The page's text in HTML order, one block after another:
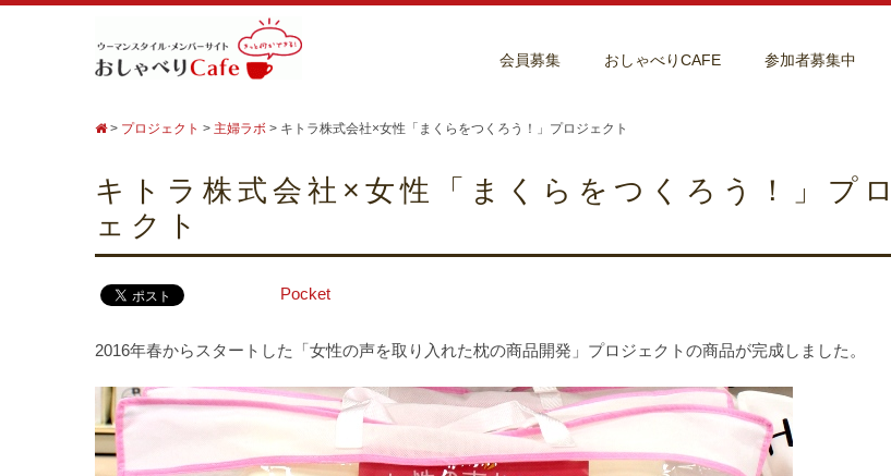
会員募集 おしゃべりCAFE 参加者募集中
> プロジェクト > 主婦ラボ > キトラ株式会社×女性「まくらをつくろう！」プロジェクト
キトラ株式会社×女性「まくらをつくろう！」プ
ェクト
Pocket
2016年春からスタートした「女性の声を取り入れた枕の商品開発」プロジェクトの商品が完成しました。